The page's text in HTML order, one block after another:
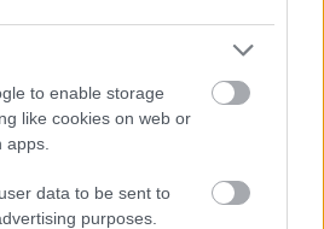
to enable storage
like cookies on web or
data to be sent to
purposes.
hogy ennek tulajdonképpen
a blogok többsége ide